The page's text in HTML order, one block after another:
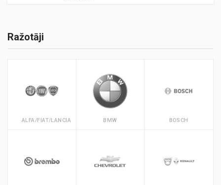
Ražotāji
ALFA/FIAT/LANCIA BMW BOSCH